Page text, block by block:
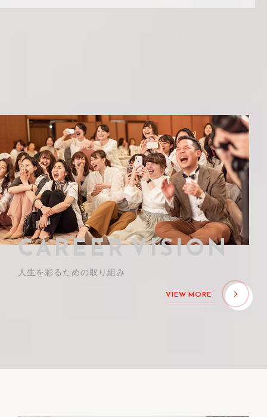
CAREER VISION
人生を彩るための取り組み
VIEW MORE